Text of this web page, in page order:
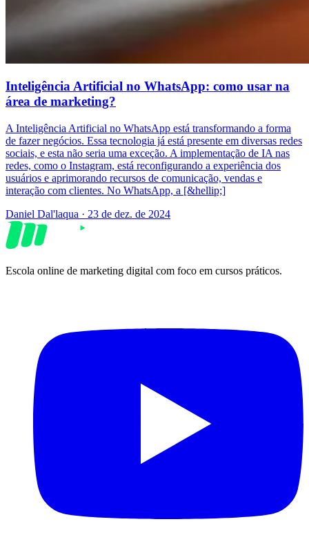
Inteligência Artificial no WhatsApp: como usar na
área de marketing?
A Inteligência Artificial no WhatsApp está transformando a forma
de fazer negócios. Essa tecnologia já está presente em diversas redes
sociais, e esta não seria uma exceção. A implementação de IA nas
redes, como o Instagram, está reconfigurando a experiência dos
usuários e aprimorando recursos de comunicação, vendas e
interação com clientes. No WhatsApp, a [&hellip;]
Daniel Dal'laqua · 23 de dez. de 2024
Escola online de marketing digital com foco em cursos práticos.